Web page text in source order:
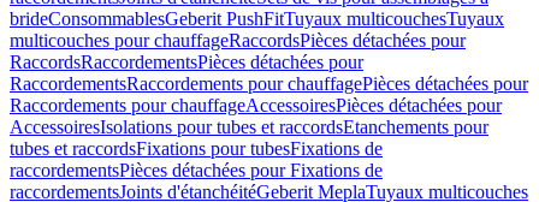
brideConsommablesGeberit PushFitTuyaux multicouchesTuyaux
multicouches pour chauffageRaccordsPièces détachées pour
RaccordsRaccordementsPièces détachées pour
RaccordementsRaccordements pour chauffagePièces détachées pour
Raccordements pour chauffageAccessoiresPièces détachées pour
AccessoiresIsolations pour tubes et raccordsEtanchements pour
tubes et raccordsFixations pour tubesFixations de
raccordementsPièces détachées pour Fixations de
raccordementsJoints d'étanchéitéGeberit MeplaTuyaux multicouches